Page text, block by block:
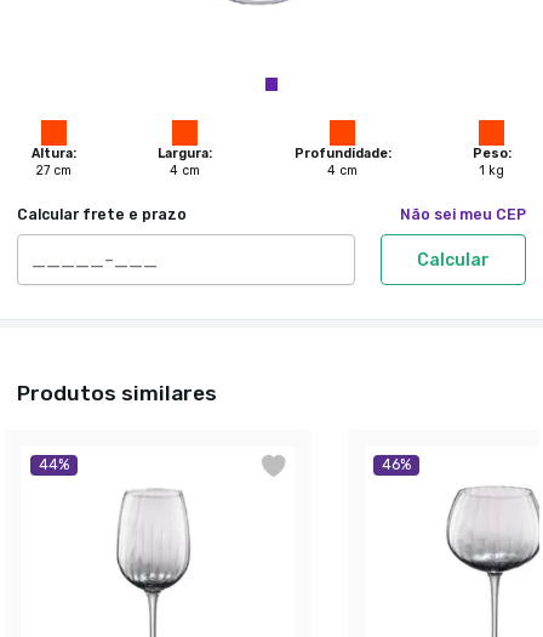
Altura:
27 cm
Largura:
4 cm
Profundidade:
4 cm
Peso:
1 kg
Calcular frete e prazo Não sei meu CEP
Calcular
Produtos similares
44% 46%